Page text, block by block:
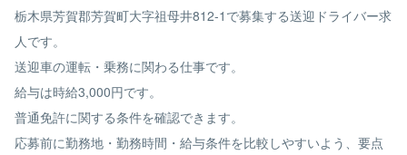
栃木県芳賀郡芳賀町大字祖母井812-1で募集する送迎ドライバー求
人です。
送迎車の運転・乗務に関わる仕事です。
給与は時給3,000円です。
普通免許に関する条件を確認できます。
応募前に勤務地・勤務時間・給与条件を比較しやすいよう、要点